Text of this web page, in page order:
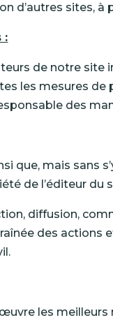
d’autres sites,
:
de notre site
les mesures de
des
que, mais sans
de l’éditeur du
diffusion,
des actions
les